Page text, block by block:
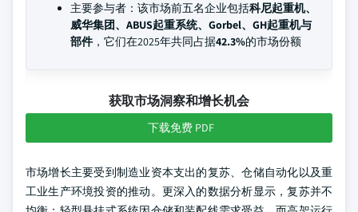
主要参与者：该市场前五名企业包括科尼起重机、
威华集团、ABUS起重系统、Gorbel、GH起重机与
部件 ，它们在2025年共同占据42.3%的市场份额
获取市场洞察和增长机会
下载免费 PDF
市场增长主要受到制造业资本支出的复苏、仓储自动化以及重
工业生产环境投资的推动。更深入的数据分析显示，复苏并不